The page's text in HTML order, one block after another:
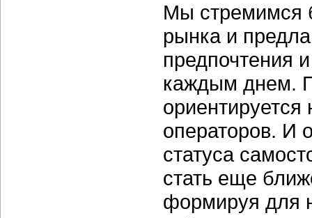
Мы стремимся
рынка и
предпочтения
каждым днем.
операторов. И
статуса
стать еще
формируя для